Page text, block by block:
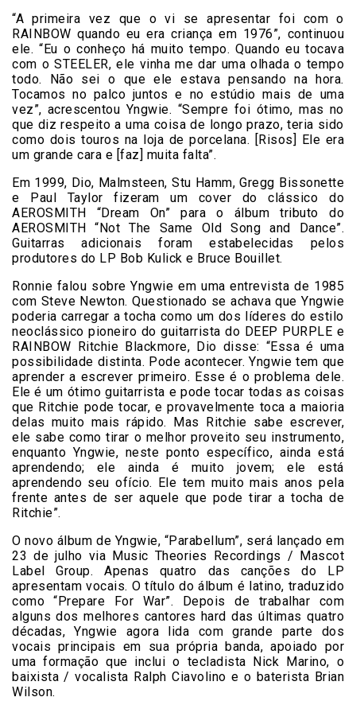
“A primeira vez que o vi se apresentar foi com o
RAINBOW quando eu era criança em 1976”, continuou
ele. “Eu o conheço há muito tempo. Quando eu tocava
com o STEELER, ele vinha me dar uma olhada o tempo
todo. Não sei o que ele estava pensando na hora.
Tocamos no palco juntos e no estúdio mais de uma
vez”, acrescentou Yngwie. “Sempre foi ótimo, mas no
que diz respeito a uma coisa de longo prazo, teria sido
como dois touros na loja de porcelana. [Risos] Ele era
um grande cara e [faz] muita falta”.
Em 1999, Dio, Malmsteen, Stu Hamm, Gregg Bissonette
e Paul Taylor fizeram um cover do clássico do
AEROSMITH “Dream On” para o álbum tributo do
AEROSMITH “Not The Same Old Song and Dance”.
Guitarras adicionais foram estabelecidas pelos
produtores do LP Bob Kulick e Bruce Bouillet.
Ronnie falou sobre Yngwie em uma entrevista de 1985
com Steve Newton. Questionado se achava que Yngwie
poderia carregar a tocha como um dos líderes do estilo
neoclássico pioneiro do guitarrista do DEEP PURPLE e
RAINBOW Ritchie Blackmore, Dio disse: “Essa é uma
possibilidade distinta. Pode acontecer. Yngwie tem que
aprender a escrever primeiro. Esse é o problema dele.
Ele é um ótimo guitarrista e pode tocar todas as coisas
que Ritchie pode tocar, e provavelmente toca a maioria
delas muito mais rápido. Mas Ritchie sabe escrever,
ele sabe como tirar o melhor proveito seu instrumento,
enquanto Yngwie, neste ponto específico, ainda está
aprendendo; ele ainda é muito jovem; ele está
aprendendo seu ofício. Ele tem muito mais anos pela
frente antes de ser aquele que pode tirar a tocha de
Ritchie”.
O novo álbum de Yngwie, “Parabellum”, será lançado em
23 de julho via Music Theories Recordings / Mascot
Label Group. Apenas quatro das canções do LP
apresentam vocais. O título do álbum é latino, traduzido
como “Prepare For War”. Depois de trabalhar com
alguns dos melhores cantores hard das últimas quatro
décadas, Yngwie agora lida com grande parte dos
vocais principais em sua própria banda, apoiado por
uma formação que inclui o tecladista Nick Marino, o
baixista / vocalista Ralph Ciavolino e o baterista Brian
Wilson.